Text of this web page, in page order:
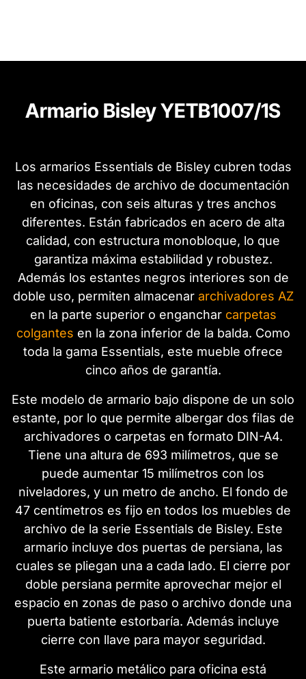
Armario Bisley YETB1007/1S
Los armarios Essentials de Bisley cubren todas
las necesidades de archivo de documentación
en oficinas, con seis alturas y tres anchos
diferentes. Están fabricados en acero de alta
calidad, con estructura monobloque, lo que
garantiza máxima estabilidad y robustez.
Además los estantes negros interiores son de
doble uso, permiten almacenar archivadores AZ
en la parte superior o enganchar carpetas
colgantes en la zona inferior de la balda. Como
toda la gama Essentials, este mueble ofrece
cinco años de garantía.
Este modelo de armario bajo dispone de un solo
estante, por lo que permite albergar dos filas de
archivadores o carpetas en formato DIN-A4.
Tiene una altura de 693 milímetros, que se
puede aumentar 15 milímetros con los
niveladores, y un metro de ancho. El fondo de
47 centímetros es fijo en todos los muebles de
archivo de la serie Essentials de Bisley. Este
armario incluye dos puertas de persiana, las
cuales se pliegan una a cada lado. El cierre por
doble persiana permite aprovechar mejor el
espacio en zonas de paso o archivo donde una
puerta batiente estorbaría. Además incluye
cierre con llave para mayor seguridad.
Este armario metálico para oficina está